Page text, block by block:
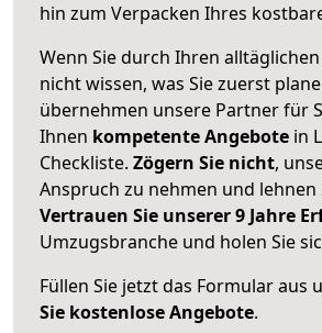
hin zum Verpacken Ihres
Wenn Sie durch Ihren
nicht wissen, was Sie zuerst
übernehmen unsere Partner für
Ihnen kompetente Angebote in
Checkliste. Zögern Sie nicht,
Anspruch zu nehmen und lehnen
Vertrauen Sie unserer 9 Jahre
Umzugsbranche und holen Sie
Füllen Sie jetzt das Formular aus
Sie kostenlose Angebote.